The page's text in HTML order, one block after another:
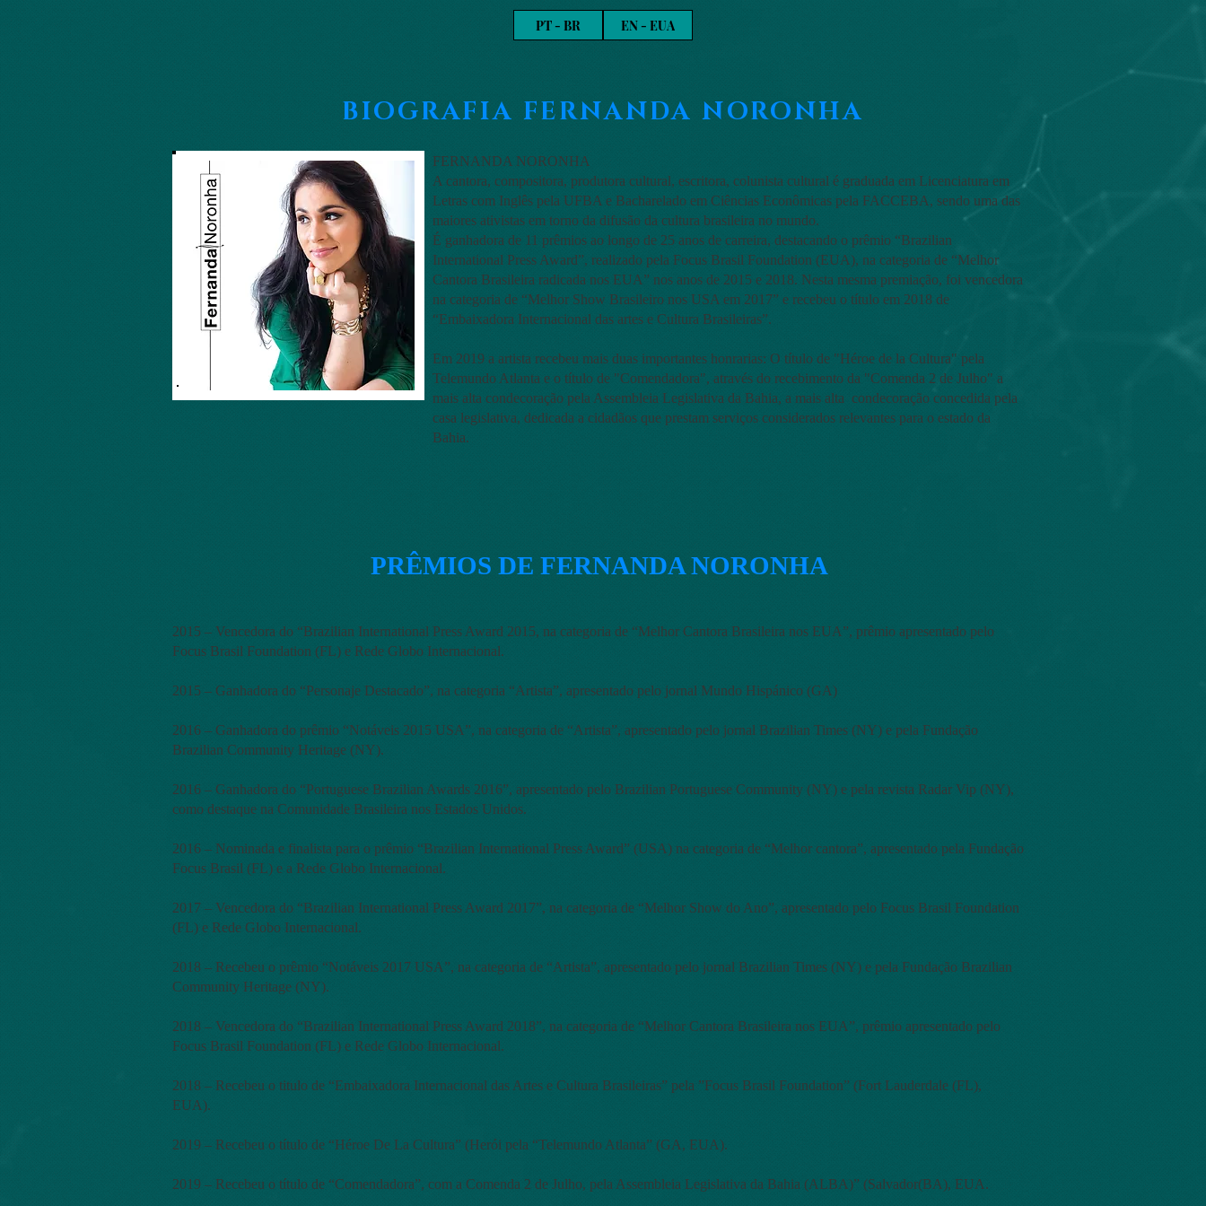
PT - BR EN - EUA
BIOGRAFIA FERNANDA NORONHA
FERNANDA NORONHA
A cantora, compositora, produtora cultural, escritora, colunista cultural é graduada em Licenciatura em
Letras com Inglês pela UFBA e Bacharelado em Ciências Econômicas pela FACCEBA, sendo uma das
maiores ativistas em torno da difusão da cultura brasileira no mundo.
É ganhadora de 11 prêmios ao longo de 25 anos de carreira, destacando o prêmio “Brazilian
International Press Award”, realizado pela Focus Brasil Foundation (EUA), na categoria de “Melhor
Cantora Brasileira radicada nos EUA” nos anos de 2015 e 2018. Nesta mesma premiação, foi vencedora
na categoria de “Melhor Show Brasileiro nos USA em 2017” e recebeu o título em 2018 de
“Embaixadora Internacional das artes e Cultura Brasileiras”.
Em 2019 a artista recebeu mais duas importantes honrarias: O título de "Héroe de la Cultura" pela
Telemundo Atlanta e o título de "Comendadora", através do recebimento da "Comenda 2 de Julho" a
mais alta condecoração pela Assembleia Legislativa da Bahia, a mais alta condecoração concedida pela
casa legislativa, dedicada a cidadãos que prestam serviços considerados relevantes para o estado da
Bahia.
PRÊMIOS DE FERNANDA NORONHA
2015 – Vencedora do “Brazilian International Press Award 2015, na categoria de “Melhor Cantora Brasileira nos EUA”, prêmio apresentado pelo
Focus Brasil Foundation (FL) e Rede Globo Internacional.
2015 – Ganhadora do “Personaje Destacado”, na categoria “Artista”, apresentado pelo jornal Mundo Hispánico (GA)
2016 – Ganhadora do prêmio “Notáveis 2015 USA”, na categoria de “Artista”, apresentado pelo jornal Brazilian Times (NY) e pela Fundação
Brazilian Community Heritage (NY).
2016 – Ganhadora do “Portuguese Brazilian Awards 2016”, apresentado pelo Brazilian Portuguese Community (NY) e pela revista Radar Vip (NY),
como destaque na Comunidade Brasileira nos Estados Unidos.
2016 – Nominada e finalista para o prêmio “Brazilian International Press Award” (USA) na categoria de “Melhor cantora”, apresentado pela Fundação
Focus Brasil (FL) e a Rede Globo Internacional.
2017 – Vencedora do “Brazilian International Press Award 2017”, na categoria de “Melhor Show do Ano”, apresentado pelo Focus Brasil Foundation
(FL) e Rede Globo Internacional.
2018 – Recebeu o prêmio “Notáveis 2017 USA”, na categoria de “Artista”, apresentado pelo jornal Brazilian Times (NY) e pela Fundação Brazilian
Community Heritage (NY).
2018 – Vencedora do “Brazilian International Press Award 2018”, na categoria de “Melhor Cantora Brasileira nos EUA”, prêmio apresentado pelo
Focus Brasil Foundation (FL) e Rede Globo Internacional.
2018 – Recebeu o titulo de “Embaixadora Internacional das Artes e Cultura Brasileiras” pela ”Focus Brasil Foundation” (Fort Lauderdale (FL),
EUA).
2019 – Recebeu o título de “Héroe De La Cultura” (Herói pela “Telemundo Atlanta” (GA, EUA).
2019 – Recebeu o título de “Comendadora”, com a Comenda 2 de Julho, pela Assembleia Legislativa da Bahia (ALBA)” (Salvador(BA), EUA.